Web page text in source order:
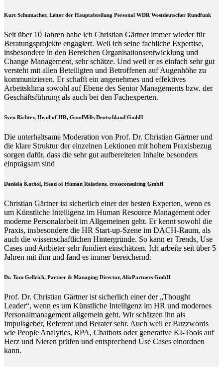
Kurt Schumacher, Leiter der Hauptabteilung Personal WDR Westdeutscher Rundfunk
Seit über 10 Jahren habe ich Christian Gärtner immer wieder für
Beratungsprojekte engagiert. Weil ich seine fachliche Expertise,
insbesondere in den Bereichen Organisationsentwicklung und
Change Management, sehr schätze. Und weil er es einfach sehr gut
versteht mit allen Beteiligten und Betroffenen auf Augenhöhe zu
kommunizieren. Er schafft ein angenehmes und effektives
Arbeitsklima sowohl auf Ebene des Senior Managements bzw. der
Geschäftsführung als auch bei den Fachexperten.
Sven Richter, Head of HR, GoodMills Deutschland GmbH
Die unterhaltsame Moderation von Prof. Dr. Christian Gärtner und
die klare Struktur der einzelnen Lektionen mit hohem Praxisbezug
sorgen dafür, dass die sehr gut aufbereiteten Inhalte besonders
einprägsam sind
Daniela Kathol, Head of Human Relations, crossconsulting GmbH
Christian Gärtner ist sicherlich einer der besten Experten, wenn es
um Künstliche Intelligenz im Human Resource Management oder
moderne Personalarbeit im Allgemeinen geht. Er kennt sowohl die
Praxis, insbesondere die HR Start-up-Szene im DACH-Raum, als
auch die wissenschaftlichen Hintergründe. So kann er Trends, Use
Cases und Anbieter sehr fundiert einschätzen. Ich arbeite seit über 5
Jahren mit ihm und fand es immer bereichernd.
Dr. Tom Gellrich, Partner & Managing Director, AlixPartners GmbH
Prof. Dr. Christian Gärtner ist sicherlich einer der „Thought
Leader“, wenn es um Künstliche Intelligenz im HR und modernes
Personalmanagement allgemein geht. Wir schätzen ihn als
Impulsgeber, Referent und Berater sehr. Auch weil er Buzzwords
wie People Analytics, RPA, Chatbots oder generative KI-Tools auf
Herz und Nieren prüfen und entsprechend Use Cases einordnen
kann.